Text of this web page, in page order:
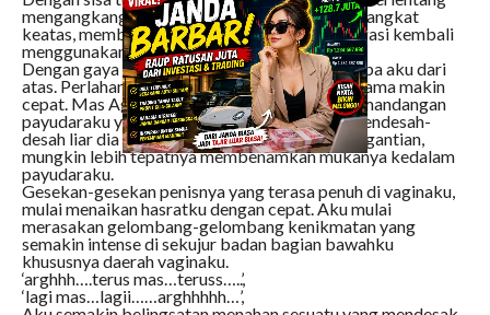
mengangkang membuka kedua kakiku dan terangkat
keatas, membiarkan mas Agus memulai penetrasi kembali
menggunakan penisnya kedalam vaginaku.
Dengan gaya missionary ini, mas agus memompa aku dari
atas. Perlahan-lahan pada awalnya dan makin lama makin
cepat. Mas Agus tampak menikmati sekali pemandangan
payudaraku yag berukuran besar ini, sambil mendesah-
desah liar dia menciumi kedua payudaraku bergantian,
mungkin lebih tepatnya membenamkan mukanya kedalam
payudaraku.
Gesekan-gesekan penisnya yang terasa penuh di vaginaku,
mulai menaikan hasratku dengan cepat. Aku mulai
merasakan gelombang-gelombang kenikmatan yang
semakin intense di sekujur badan bagian bawahku
khususnya daerah vaginaku.
‘arghhh….terus mas…teruss…..’,
‘lagi mas…lagii……arghhhhh…’,